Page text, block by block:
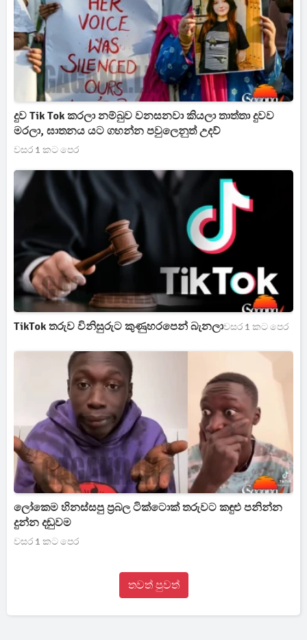
දුව Tik Tok කරලා නම්බුව වනසනවා කියලා තාත්තා දුවව
මරලා, ඝාතනය යට ගහන්න පවුලෙනුත් උදව්
වසර 1 කට පෙර
TikTok තරුව විනිසුරුට කුණුහරපෙන් බැනලාවසර 1 කට පෙර
ලෝකෙම හිනස්සපු ප්‍රබල ටික්ටොක් තරුවට කඳුළු පනින්න
දුන්න දඬුවම
වසර 1 කට පෙර
තවත් පුවත්